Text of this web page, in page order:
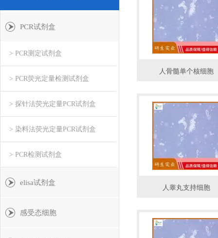
PCR试剂盒
> PCR测定试剂盒
> PCR荧光定量检测试剂盒
> 探针法荧光定量PCR试剂盒
> 染料法荧光定量PCR试剂盒
> PCR检测试剂盒
elisa试剂盒
感受态细胞
人骨髓单个核细胞
人睾丸支持细胞